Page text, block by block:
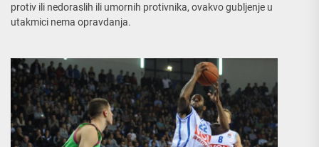
protiv ili nedoraslih ili umornih protivnika, ovakvo gubljenje u
utakmici nema opravdanja.